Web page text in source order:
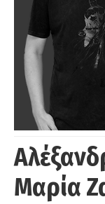
Μαρία